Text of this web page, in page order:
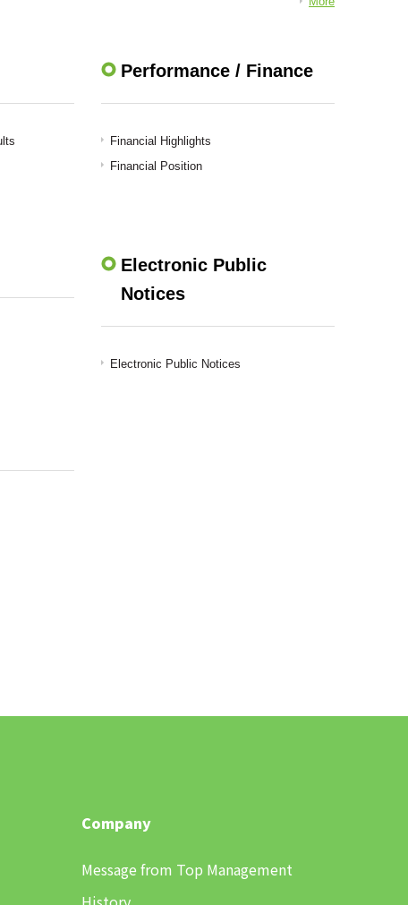
Performance / Finance
Financial Highlights
Financial Position
Electronic Public
Notices
Electronic Public Notices
Company
Message from Top Management